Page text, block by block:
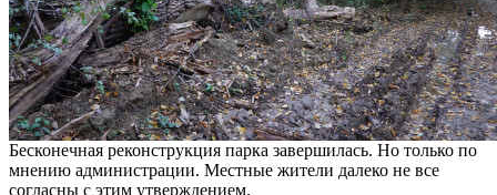
Бесконечная реконструкция парка завершилась. Но только по
мнению администрации. Местные жители далеко не все
согласны с этим утверждением.